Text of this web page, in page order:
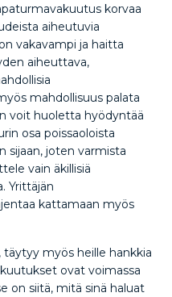
korvaa
aiheutuvia
vakavampi ja haitta
aiheuttava,
mahdollisuus palata
voit huoletta hyödyntää
osa poissaoloista
sijaan, joten varmista
vain äkillisiä
Yrittäjän
kattamaan myös
myös heille hankkia
ovat voimassa
on siitä, mitä sinä haluat